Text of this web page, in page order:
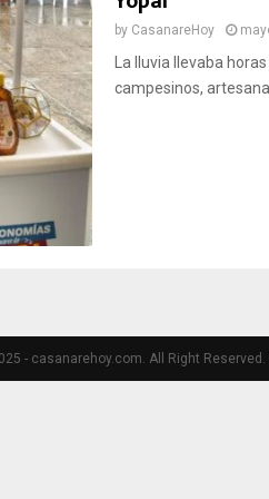
by CasanareHoy
La lluvia llevaba
campesinos,
- casanarehoy.com. All Right